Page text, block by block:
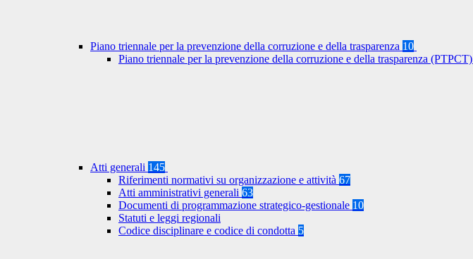
Piano triennale per la prevenzione della corruzione e della trasparenza 10
Piano triennale per la prevenzione della corruzione e della trasparenza (PTPCT)
Atti generali 145
Riferimenti normativi su organizzazione e attività 67
Atti amministrativi generali 63
Documenti di programmazione strategico-gestionale 10
Statuti e leggi regionali
Codice disciplinare e codice di condotta 5